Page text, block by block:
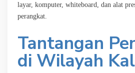
layar, komputer, whiteboard, dan alat
perangkat.
Tantangan
di Wilayah